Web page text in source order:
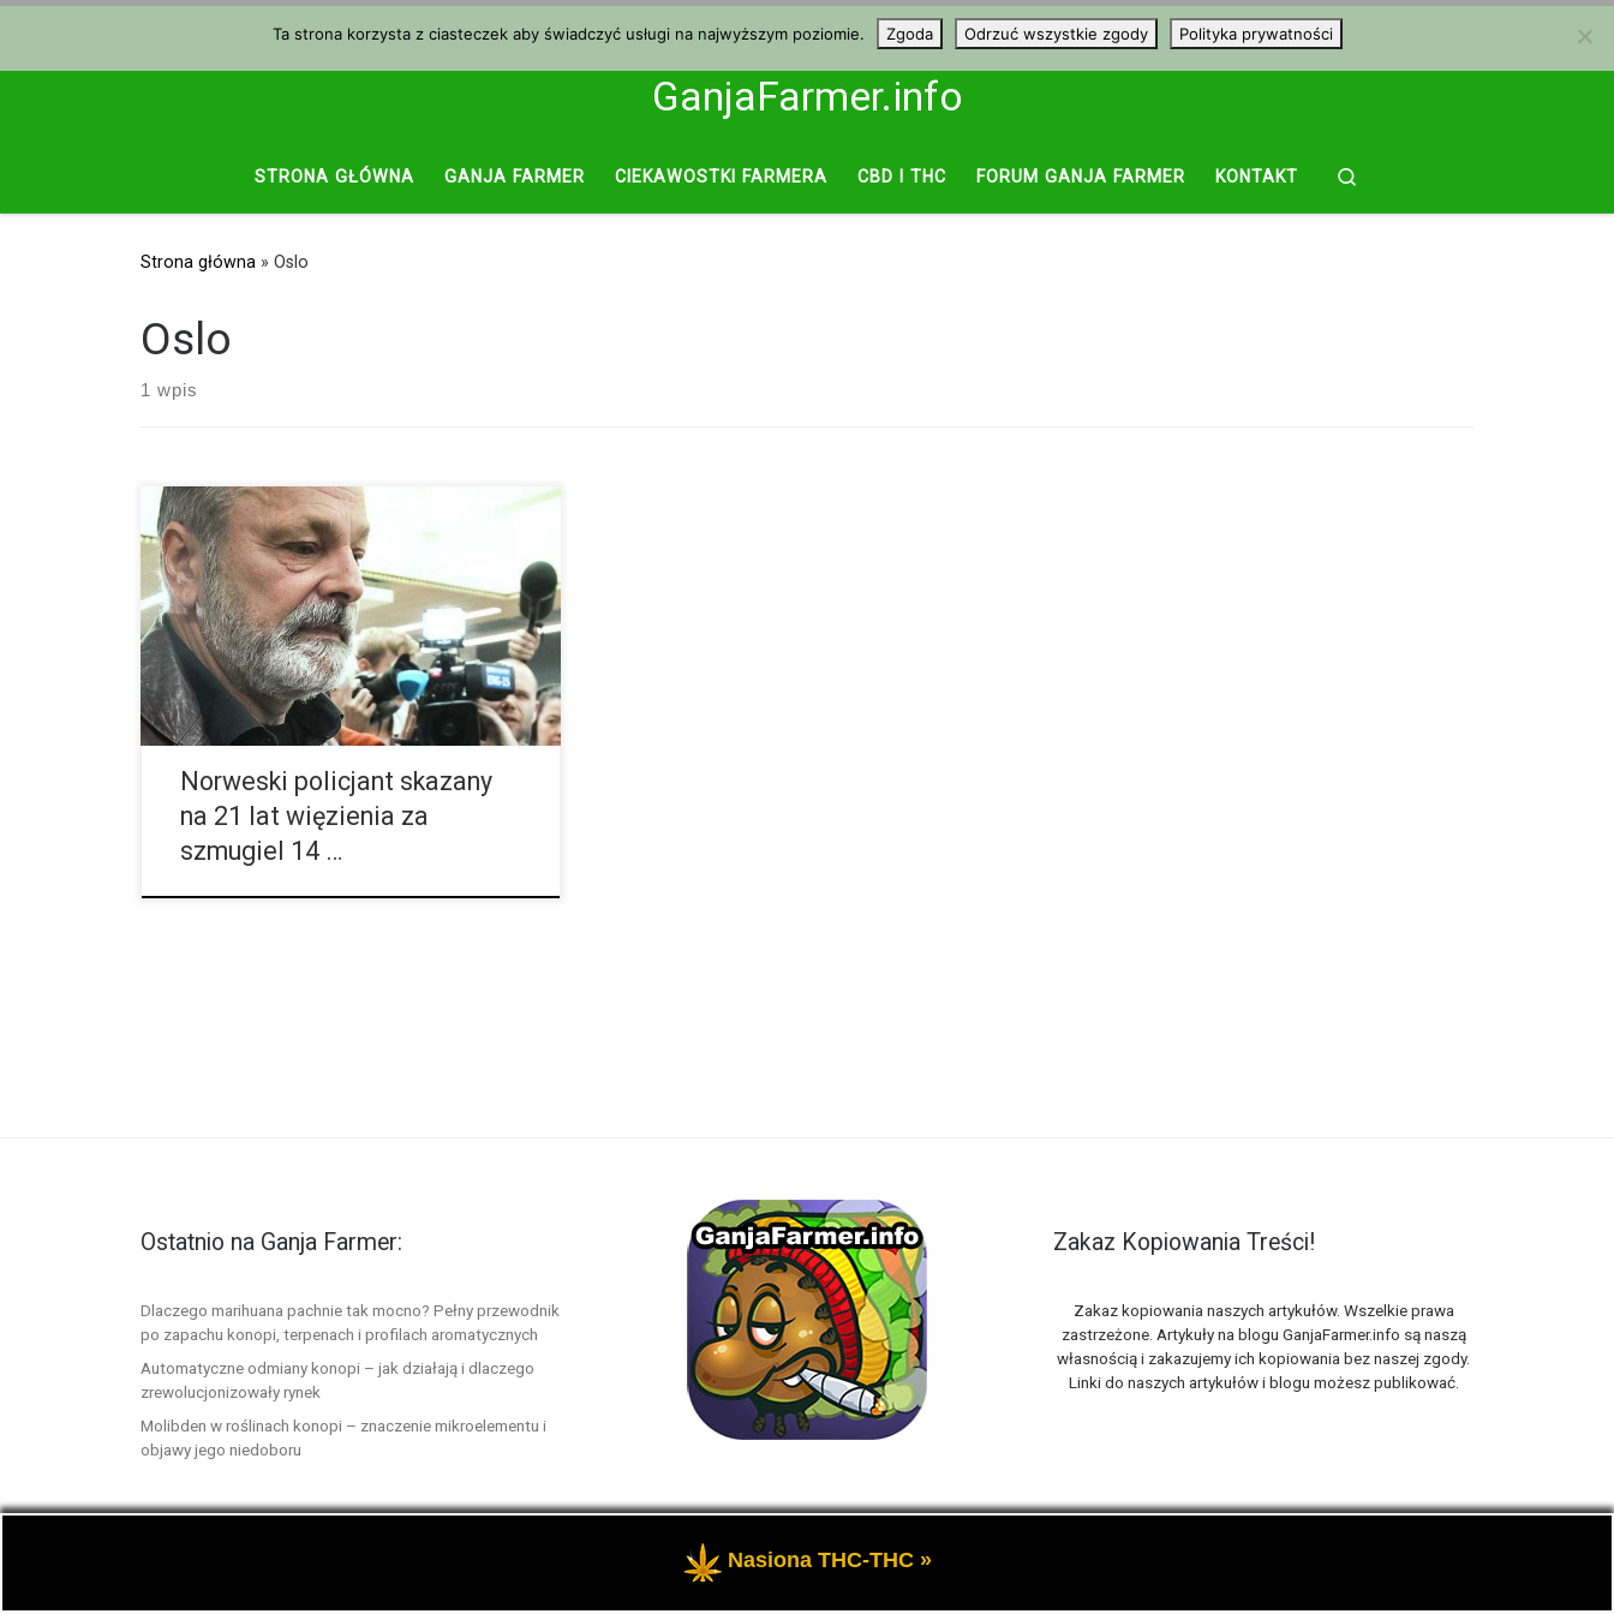
GanjaFarmer.info
STRONA GŁÓWNA GANJA FARMER CIEKAWOSTKI FARMERA CBD I THC FORUM GANJA FARMER KONTAKT
Strona główna » Oslo
Oslo
1 wpis
Cannabis w porównaniu do praktycznie wszystkich
innych narkotyków to niegroźna roślina i całkowicie
słusznie miliony ludzi na całym świecie codziennie
walczy o jej całkowitą legalizację dla dorosłych
konsumentów. Również wielu policjantów z niechęcią
wykonują swoją pracę w momencie, gdy mają ścigać
konsumentów cannabisu. Nie ma takich wielu, ale są
tacy, którzy nic nie widzą i nic nie słyszą. Jeszcze inni
[…]
Norweski policjant skazany
na 21 lat więzienia za
szmugiel 14 …
Ostatnio na Ganja Farmer:
Dlaczego marihuana pachnie tak mocno? Pełny przewodnik
po zapachu konopi, terpenach i profilach aromatycznych
Automatyczne odmiany konopi – jak działają i dlaczego
zrewolucjonizowały rynek
Molibden w roślinach konopi – znaczenie mikroelementu i
objawy jego niedoboru
Zakaz Kopiowania Treści!
Zakaz kopiowania naszych artykułów. Wszelkie prawa
zastrzeżone. Artykuły na blogu GanjaFarmer.info są naszą
własnością i zakazujemy ich kopiowania bez naszej zgody.
Linki do naszych artykułów i blogu możesz publikować.
- Marihuana THC i rośliny konopi oraz cannabis CBD, to tematyka blogu konopnego Ganja Farmer.
Ta strona korzysta z ciasteczek aby świadczyć usługi na najwyższym poziomie. Zgoda Odrzuć wszystkie zgody Polityka prywatności
Nasiona THC-THC »